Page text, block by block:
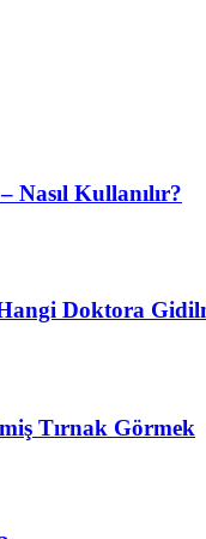
Nasıl Kullanılır?
Doktora
Tırnak Görmek